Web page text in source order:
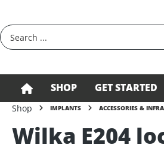
SHOP GET STARTED
Shop IMPLANTS ACCESSORIES &
Wilka E204